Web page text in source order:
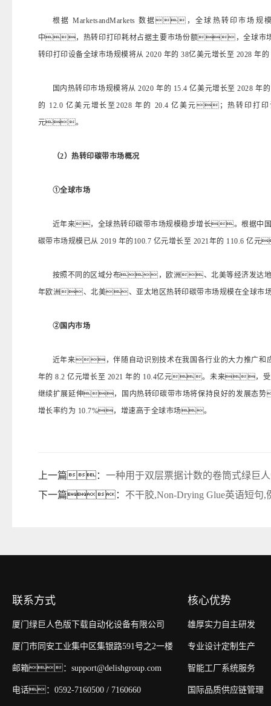
根据 MarketsandMarkets 数据，全球热转印市场
中，热转印打印耗材占据主要市场份额，全球市场
转印打印设备全球市场规模将从 2020 年的 38亿美元增长至 2028
国内热转印市场规模将从 2020 年的 15.4 亿美元增长至 2028
的 12.0 亿美元增长至2028 年的 20.4 亿美元；热转印打
元。
（2）热转印碳带市场概况
①全球市场
近年来，全球热转印碳带市场规模稳步增长。根据中
碳带市场规模已从 2019 年的100.7 亿元增长至 2021年的 110.6
按照不同的区域分布，欧洲、北美等经济发达地
年欧洲、北美、亚太地区热转印碳带市场规模在全球
②国内市场
近年来，伴随自动识别技术在我国各行业的大力推广
年的 8.2 亿元增长至 2021 年的 10.4亿元。未来，受
继续扩展延伸，国内热转印碳带市场将保持良好的发展态
增长率约为 10.7%，增速高于全球市场。
上一篇： 一种用于双层票据计数的卷筒式绿巨
下一篇： 不干胶,Non-Drying Glue英语短句,
联系方式
厦门绿巨人色版下载自动化设备有限公司
厦门市同安工业集中区集银路591号之2一楼
邮箱：support@delishgroup.com
电话：0592-7160500 / 7160660
核心优势
雄厚实力自主研发
专业设计定制生产
智能工厂系统服务
国际品质供应链管理